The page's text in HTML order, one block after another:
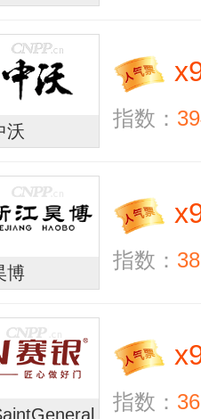
沃
x
指数：
博
x
指数：
x
指数：